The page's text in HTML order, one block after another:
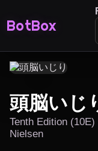
BotBox
頭脳いじ
Tenth Edition
Nielsen